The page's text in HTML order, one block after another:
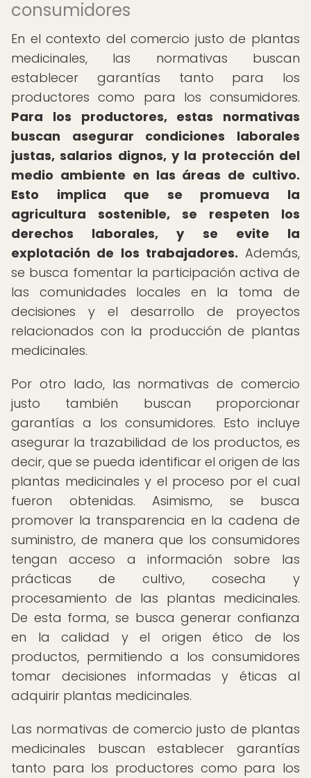
consumidores
En el contexto del comercio justo de plantas
medicinales, las normativas buscan
establecer garantías tanto para los
productores como para los consumidores.
Para los productores, estas normativas
buscan asegurar condiciones laborales
justas, salarios dignos, y la protección del
medio ambiente en las áreas de cultivo.
Esto implica que se promueva la
agricultura sostenible, se respeten los
derechos laborales, y se evite la
explotación de los trabajadores. Además,
se busca fomentar la participación activa de
las comunidades locales en la toma de
decisiones y el desarrollo de proyectos
relacionados con la producción de plantas
medicinales.
Por otro lado, las normativas de comercio
justo también buscan proporcionar
garantías a los consumidores. Esto incluye
asegurar la trazabilidad de los productos, es
decir, que se pueda identificar el origen de las
plantas medicinales y el proceso por el cual
fueron obtenidas. Asimismo, se busca
promover la transparencia en la cadena de
suministro, de manera que los consumidores
tengan acceso a información sobre las
prácticas de cultivo, cosecha y
procesamiento de las plantas medicinales.
De esta forma, se busca generar confianza
en la calidad y el origen ético de los
productos, permitiendo a los consumidores
tomar decisiones informadas y éticas al
adquirir plantas medicinales.
Las normativas de comercio justo de plantas
medicinales buscan establecer garantías
tanto para los productores como para los